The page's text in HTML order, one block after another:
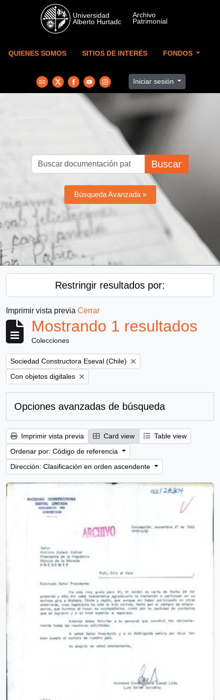
Skip to main content
QUIENES SOMOS SITIOS DE INTERÉS FONDOS
Iniciar sesión
Buscar
Búsqueda Avanzada »
Restringir resultados por:
Imprimir vista previa Cerrar
Mostrando 1 resultados
Colecciones
Remove filter:
Sociedad Constructora Eseval (Chile)
Remove filter:
Con objetos digitales
Opciones avanzadas de búsqueda
Imprimir vista previa Card view
Table view
Ordenar por: Código de referencia
Dirección: Clasificación en orden ascendente